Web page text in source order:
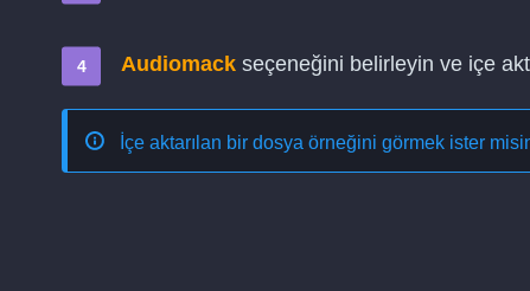
Audiomack seçeneğini belirleyin ve içe
İçe aktarılan bir dosya örneğini görmek ister